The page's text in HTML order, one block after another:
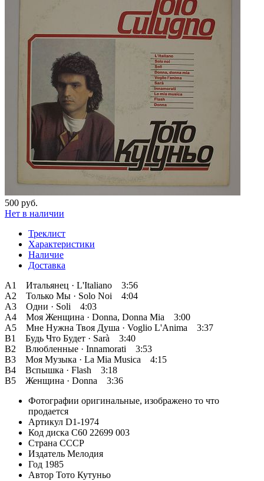
500 руб.
Нет в наличии
Треклист
Характеристики
Наличие
Доставка
A1 Итальянец · L'Italiano 3:56
A2 Только Мы · Solo Noi 4:04
A3 Одни · Soli 4:03
A4 Моя Женщина · Donna, Donna Mia 3:00
A5 Мне Нужна Твоя Душа · Voglio L'Anima 3:37
B1 Будь Что Будет · Sarà 3:40
B2 Влюбленные · Innamorati 3:53
B3 Моя Музыка · La Mia Musica 4:15
B4 Вспышка · Flash 3:18
B5 Женщина · Donna 3:36
Фотографии оригинальные, изображено то что
продается
Артикул D1-1974
Код диска С60 22699 003
Страна СССР
Издатель Мелодия
Год 1985
Автор Тото Кутуньо